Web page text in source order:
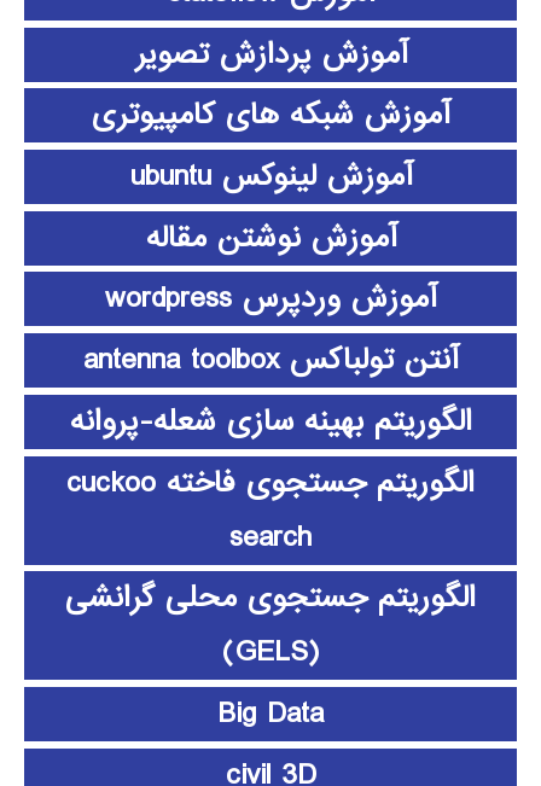
آموزش پردازش تصویر
آموزش شبکه های کامپیوتری
آموزش لینوکس ubuntu
آموزش نوشتن مقاله
آموزش وردپرس wordpress
آنتن تولباکس antenna toolbox
الگوریتم بهینه سازی شعله-پروانه
الگوریتم جستجوی فاخته cuckoo
search
الگوریتم جستجوی محلی گرانشی
(GELS)
Big Data
civil 3D